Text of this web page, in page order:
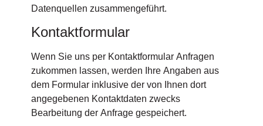
Datenquellen zusammengeführt.
Kontaktformular
Wenn Sie uns per Kontaktformular Anfragen
zukommen lassen, werden Ihre Angaben aus
dem Formular inklusive der von Ihnen dort
angegebenen Kontaktdaten zwecks
Bearbeitung der Anfrage gespeichert.